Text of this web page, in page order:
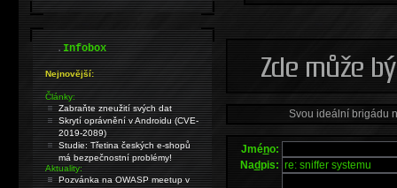
Svou ideální brigádu
Jméno:
Nadpis:
.Infobox
Nejnovější:
Články:
Zabraňte zneužití svých dat
Skrytí oprávnění v Androidu (CVE-
2019-2089)
Studie: Třetina českých e-shopů
má bezpečnostní problémy!
Aktuality:
Pozvánka na OWASP meetup v